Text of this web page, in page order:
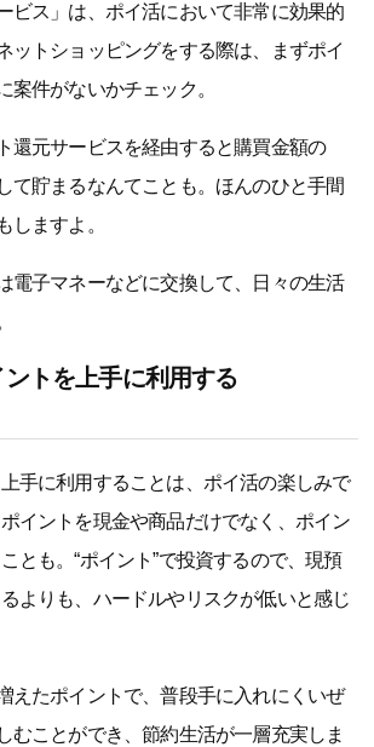
ビス」は、ポイ活において非常に効果的
ットショッピングをする際は、まずポイ
案件がないかチェック。
還元サービスを経由すると購買金額の
て貯まるなんてことも。ほんのひと手間
しますよ。
電子マネーなどに交換して、日々の生活
ントを上手に利用する
手に利用することは、ポイ活の楽しみで
イントを現金や商品だけでなく、ポイン
とも。“ポイント”で投資するので、現預
よりも、ハードルやリスクが低いと感じ
えたポイントで、普段手に入れにくいぜ
むことができ、節約生活が一層充実しま